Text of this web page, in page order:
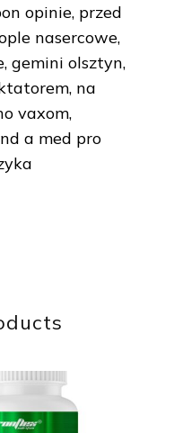
opinie, przed
nasercowe,
gemini olsztyn,
na
vaxom,
a med pro